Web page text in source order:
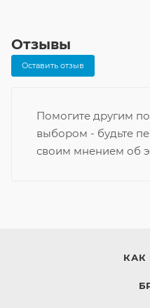
Отзывы
Оставить отзыв
Помогите другим
выбором - будьте
своим мнением об
КАК